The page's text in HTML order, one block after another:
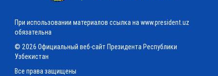
При использовании материалов ссылка на www.president.uz
обязательна
© 2026 Официальный веб-сайт Президента Республики
Узбекистан
Все права защищены